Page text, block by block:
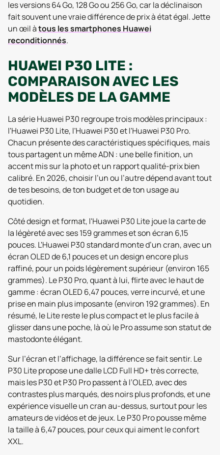
les versions 64 Go, 128 Go ou 256 Go, car la déclinaison
fait souvent une vraie différence de prix à état égal. Jette
un œil àtous les smartphones Huawei
reconditionnés.
HUAWEI P30 LITE :
COMPARAISON AVEC LES
MODÈLES DE LA GAMME
La série Huawei P30 regroupe trois modèles principaux :
l'Huawei P30 Lite, l'Huawei P30 et l'Huawei P30 Pro.
Chacun présente des caractéristiques spécifiques, mais
tous partagent un même ADN : une belle finition, un
accent mis sur la photo et un rapport qualité-prix bien
calibré. En 2026, choisir l’un ou l’autre dépend avant tout
de tes besoins, de ton budget et de ton usage au
quotidien.
Côté design et format, l'Huawei P30 Lite joue la carte de
la légèreté avec ses 159 grammes et son écran 6,15
pouces. L'Huawei P30 standard monte d’un cran, avec un
écran OLED de 6,1 pouces et un design encore plus
raffiné, pour un poids légèrement supérieur (environ 165
grammes). Le P30 Pro, quant à lui, flirte avec le haut de
gamme : écran OLED 6,47 pouces, verre incurvé, et une
prise en main plus imposante (environ 192 grammes). En
résumé, le Lite reste le plus compact et le plus facile à
glisser dans une poche, là où le Pro assume son statut de
mastodonte élégant.
Sur l’écran et l’affichage, la différence se fait sentir. Le
P30 Lite propose une dalle LCD Full HD+ très correcte,
mais les P30 et P30 Pro passent à l’OLED, avec des
contrastes plus marqués, des noirs plus profonds, et une
expérience visuelle un cran au-dessus, surtout pour les
amateurs de vidéos et de jeux. Le P30 Pro pousse même
la taille à 6,47 pouces, pour ceux qui aiment le confort
XXL.